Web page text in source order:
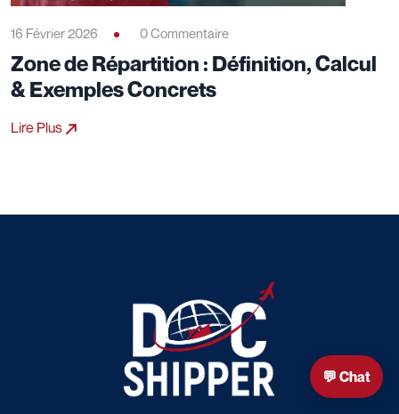
16 Février 2026 0 Commentaire
Zone de Répartition : Définition, Calcul
& Exemples Concrets
Lire Plus
💬 Chat